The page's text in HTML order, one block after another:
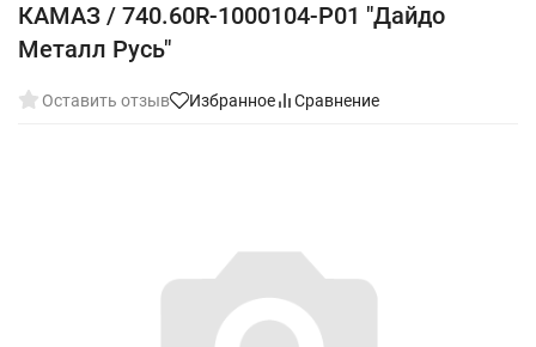
КАМАЗ / 740.60R-1000104-Р01 "Дайдо
Металл Русь"
Оставить отзыв Избранное Сравнение